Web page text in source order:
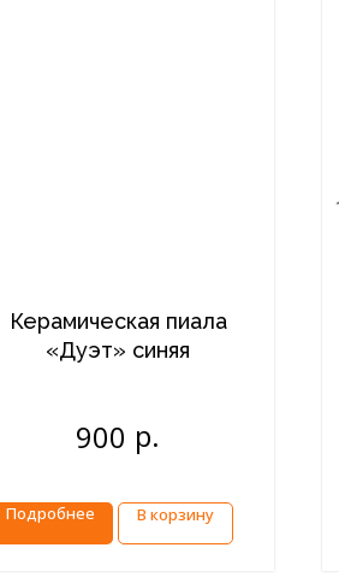
Керамическая пиала
«Дуэт» синяя
900 р.
Подробнее В корзину